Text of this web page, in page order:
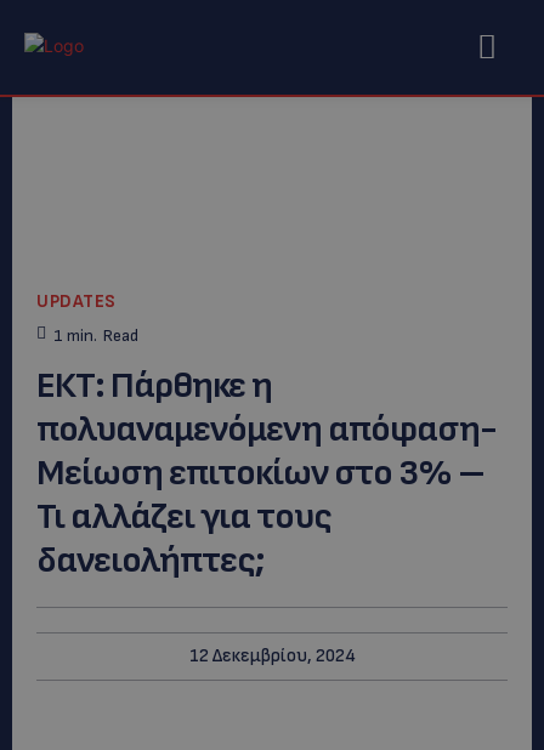
UPDATES
1 min. Read
ΕΚΤ: Πάρθηκε η
πολυαναμενόμενη απόφαση-
Μείωση επιτοκίων στο 3% –
Τι αλλάζει για τους
δανειολήπτες;
12 Δεκεμβρίου, 2024